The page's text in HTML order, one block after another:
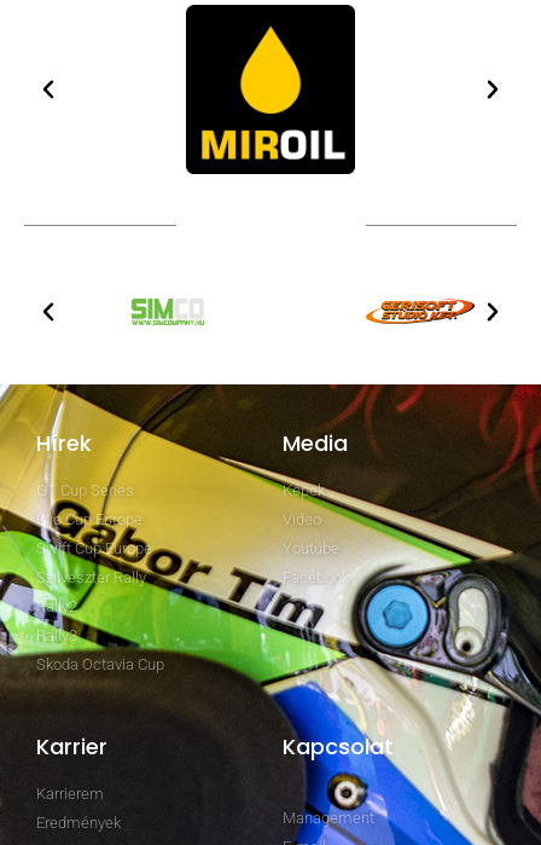
Hírek
GT Cup Series
Clio Cup Europe
Swift Cup Europe
Szilveszter Rally
Rally2
Rally3
Skoda Octavia Cup
Media
Képek
Video
Youtube
Facebook
Karrier
Karrierem
Eredmények
Kapcsolat
Management